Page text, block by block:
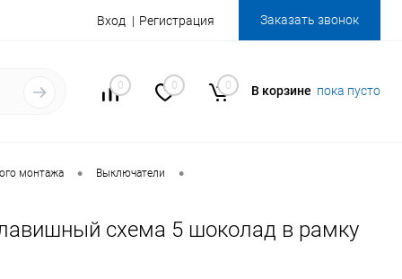
Вход Регистрация Заказать звонок
0 0 0 В корзине пока пусто
монтажа • Выключатели •
схема 5 шоколад в рамку